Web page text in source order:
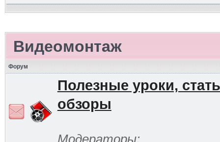
Видеомонтаж
Форум
Полезные уроки,
обзоры
Модераторы: